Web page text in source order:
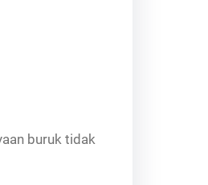
buruk tidak